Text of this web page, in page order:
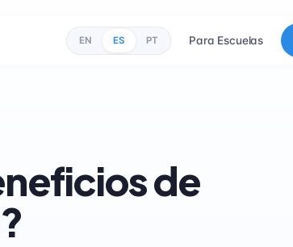
EN ES PT Para Escuelas
de